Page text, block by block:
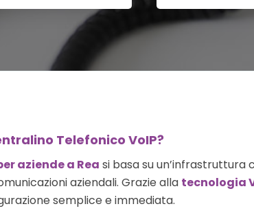
Telefonico VoIP?
aziende a Rea si basa su
aziendali. Grazie alla tecnologia
semplice e immediata.